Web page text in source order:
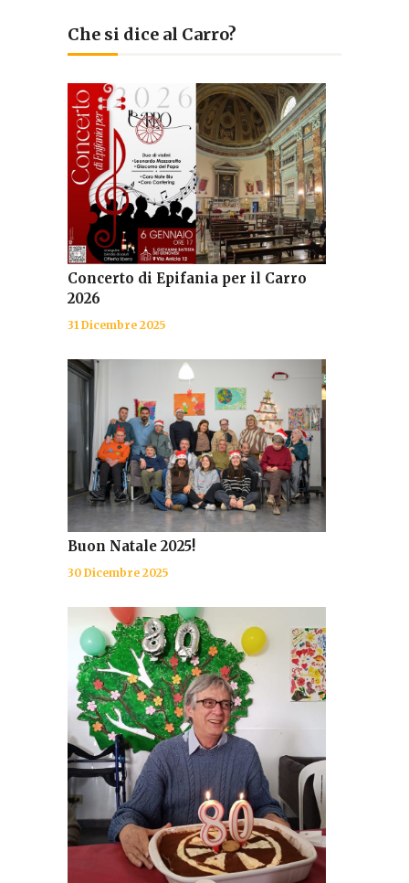
Che si dice al Carro?
Concerto di Epifania per il Carro
2026
31 Dicembre 2025
Buon Natale 2025!
30 Dicembre 2025